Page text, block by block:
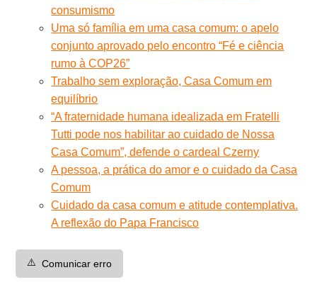
consumismo
Uma só família em uma casa comum: o apelo
conjunto aprovado pelo encontro “Fé e ciência
rumo à COP26”
Trabalho sem exploração, Casa Comum em
equilíbrio
“A fraternidade humana idealizada em Fratelli
Tutti pode nos habilitar ao cuidado de Nossa
Casa Comum”, defende o cardeal Czerny
A pessoa, a prática do amor e o cuidado da Casa
Comum
Cuidado da casa comum e atitude contemplativa.
A reflexão do Papa Francisco
⚠️ Comunicar erro